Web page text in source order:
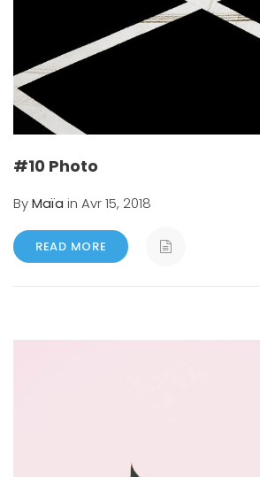
#10 Photo
ByMaïa in Avr 15, 2018
READ MORE